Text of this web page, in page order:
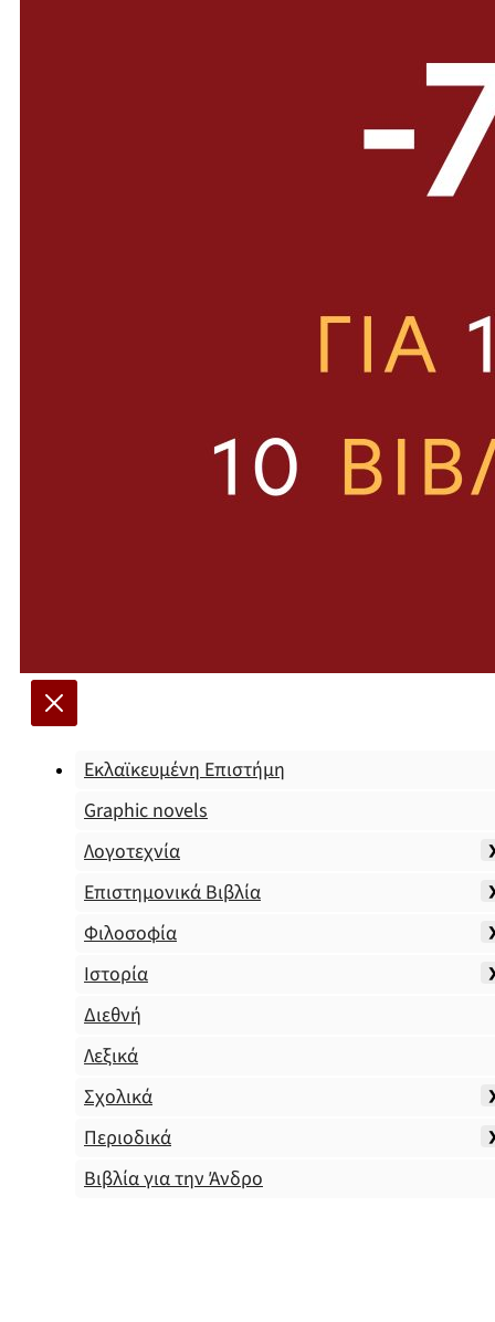
Εκλαϊκευμένη Επιστήμη
Graphic novels
Λογοτεχνία
Επιστημονικά Βιβλία
Φιλοσοφία
Ιστορία
Διεθνή
Λεξικά
Σχολικά
Περιοδικά
Βιβλία για την Άνδρο